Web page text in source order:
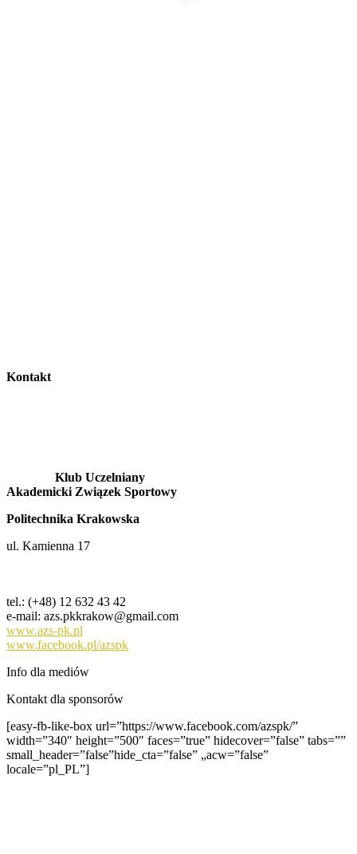
Kontakt
Klub Uczelniany
Akademicki Związek Sportowy
Politechnika Krakowska
ul. Kamienna 17
tel.: (+48) 12 632 43 42
e-mail: azs.pkkrakow@gmail.com
www.azs-pk.pl
www.facebook.pl/azspk
Info dla mediów
Kontakt dla sponsorów
[easy-fb-like-box url=”https://www.facebook.com/azspk/”
width=”340″ height=”500″ faces=”true” hidecover=”false” tabs=””
small_header=”false”hide_cta=”false” „acw=”false”
locale=”pl_PL”]